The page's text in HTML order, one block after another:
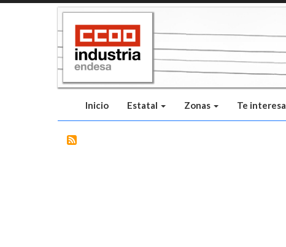
Inicio Estatal Zonas Te interesa